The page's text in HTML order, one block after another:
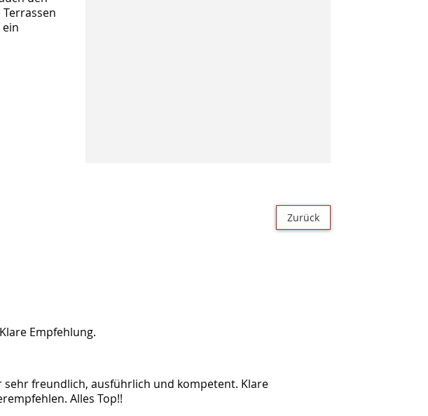
Zurück
Empfehlung.
freundlich, ausführlich und kompetent. Klare
Alles Top!!